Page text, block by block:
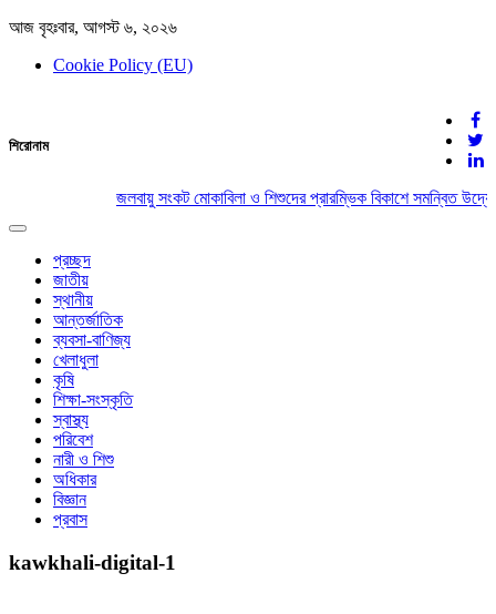
আজ বৃহঃবার, আগস্ট ৬, ২০২৬
Cookie Policy (EU)
দেশের খবর
যুক্ত থাকুন দেশের সঙ্গে
শিরোনাম
জলবায়ু সংকট মোকাবিলা ও শিশুদের প্রারম্ভিক বিকাশে সমন্বিত
Toggle
navigation
প্রচ্ছদ
জাতীয়
স্থানীয়
আন্তর্জাতিক
ব্যবসা-বাণিজ্য
খেলাধুলা
কৃষি
শিক্ষা-সংস্কৃতি
স্বাস্থ্য
পরিবেশ
নারী ও শিশু
অধিকার
বিজ্ঞান
প্রবাস
kawkhali-digital-1